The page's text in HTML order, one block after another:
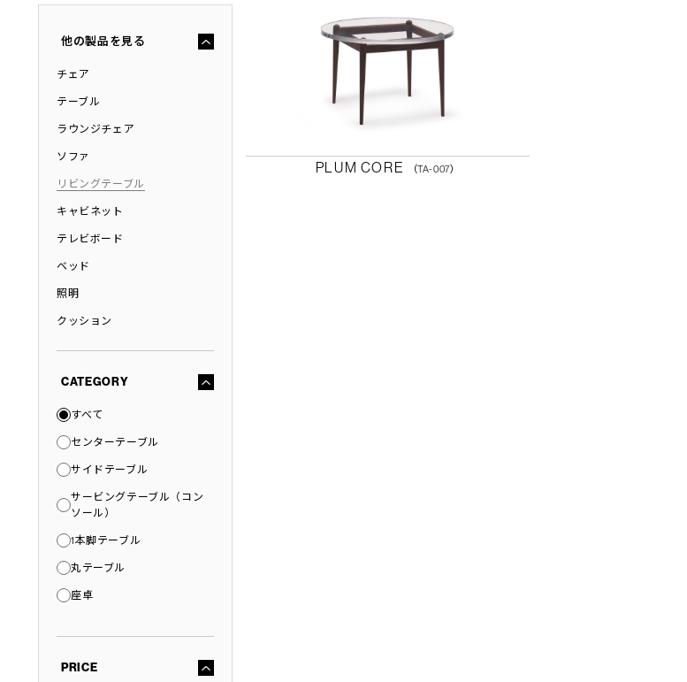
他の製品を見る
チェア
テーブル
ラウンジチェア
ソファ
リビングテーブル
キャビネット
テレビボード
ベッド
照明
クッション
CATEGORY
すべて
センターテーブル
サイドテーブル
サービングテーブル（コン
ソール）
1本脚テーブル
丸テーブル
座卓
PRICE
PLUM CORE （TA-007）